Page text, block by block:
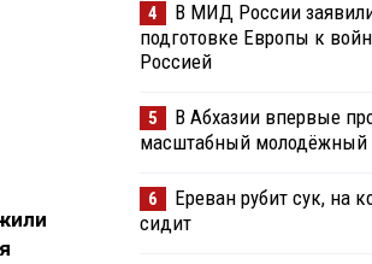
4
В МИД России
подготовке Европы к
Россией
5
В Абхазии впервые
масштабный молодёжный
6
Ереван рубит сук, на
сидит